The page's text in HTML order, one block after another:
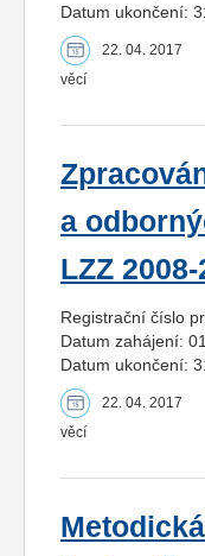
Datum ukončení:
22. 04. 2017
věcí
a
LZZ
Registrační číslo
Datum zahájení:
Datum ukončení:
22. 04. 2017
věcí